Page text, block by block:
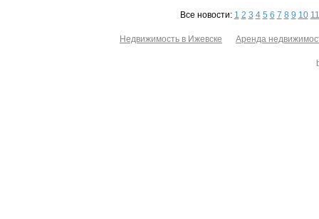
Все новости: 1 2 3 4 5 6 7 8 9 10 11
Недвижимость в Ижевске Аренда